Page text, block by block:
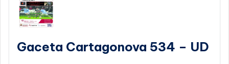
Gaceta Cartagonova 534 – UD